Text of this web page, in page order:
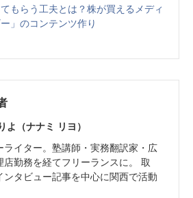
もらう工夫とは？株が買えるメディ
」のコンテンツ作り
よ（ナナミ リヨ）
ライター。塾講師・実務翻訳家・広
店勤務を経てフリーランスに。 取
ンタビュー記事を中心に関西で活動